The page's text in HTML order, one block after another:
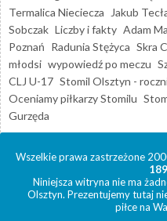
Termalica Nieciecza
Jakub
Sobczak Liczby i fakty Adam
Poznań Radunia Stężyca Skra
młodsi wypowiedź po meczu
CLJ U-17 Stomil Olsztyn -
Oceniamy piłkarzy Stomilu
Gurzęda
Wszelkie prawa zastrzeżone
Niniejsza witryna nie ma
Olsztyn. Prezentujemy tutaj
piłce na